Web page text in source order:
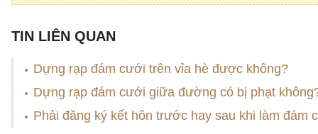
TIN LIÊN QUAN
Dựng rạp đám cưới trên vỉa hè được không?
Dựng rạp đám cưới giữa đường có bị phạt
Phải đăng ký kết hôn trước hay sau khi làm đám